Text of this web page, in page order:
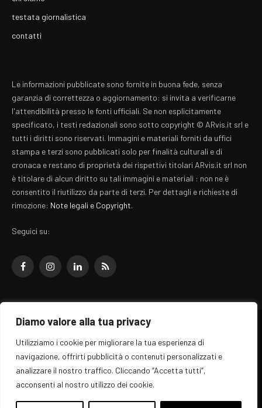
Diamo valore alla tua privacy
Utilizziamo i cookie per migliorare la tua esperienza di
navigazione, offrirti pubblicità o contenuti personalizzati e
analizzare il nostro traffico. Cliccando “Accetta tutti”,
acconsenti al nostro utilizzo dei cookie.
testata giornalistica
contatti
Le informazioni pubblicate sono fornite in buona fede, senza
garanzia di correttezza o aggiornamento: si invita a verificarne
l'attendibilità presso le fonti ufficiali. Se non esplicitamente
specificato, i testi redazionali sono sotto copyright © ARvis.it srl e
tutti i diritti sono riservati. Immagini e materiali forniti da uffici
stampa e terzi sono pubblicati solo per finalità culturali e di
cronaca e restano di proprietà dei rispettivi titolari ARvis.it srl non
è titolare di alcun diritto su tali immagini e materiali : non ne è
consentito il riutilizzo da parte di terzi. Per dettagli e richieste di
rimozione: Note legali e Copyright.
Seguici su:
FacebookInstagramLinkedInRSS
© 2026 EZ Rome Designed by ARvis.it
Il portale EZ Rome e' una testata giornalistica di carattere generalista
registrata al tribunale di Roma - Numero 389/2008
Direttore responsabile: Raffaella Roani - ISSN: 2036-783X
Edito da ARvis.it srl - via Alessandria 88 - 00198 Roma CF/PI/R.I.